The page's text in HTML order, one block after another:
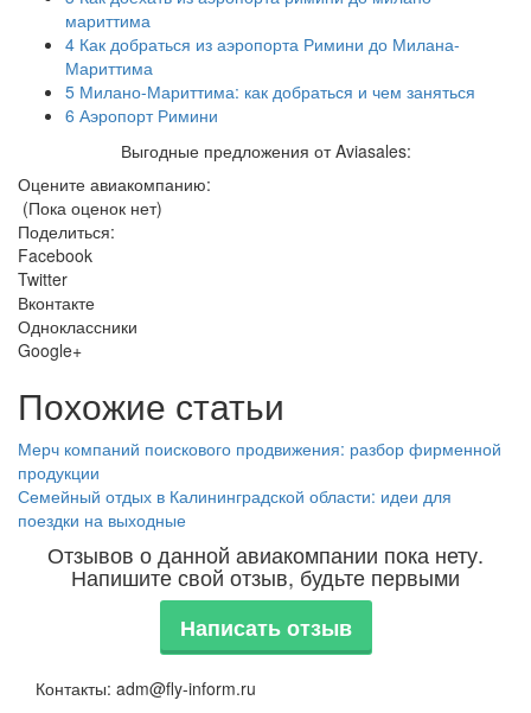
мариттима
4 Как добраться из аэропорта Римини до Милана-
Мариттима
5 Милано-Мариттима: как добраться и чем заняться
6 Аэропорт Римини
Выгодные предложения от Aviasales:
Оцените авиакомпанию:
(Пока оценок нет)
Поделиться:
Facebook
Twitter
Вконтакте
Одноклассники
Google+
Похожие статьи
Мерч компаний поискового продвижения: разбор фирменной
продукции
Семейный отдых в Калининградской области: идеи для
поездки на выходные
Отзывов о данной авиакомпании пока нету.
Напишите свой отзыв, будьте первыми
Написать отзыв
Контакты: adm@fly-inform.ru